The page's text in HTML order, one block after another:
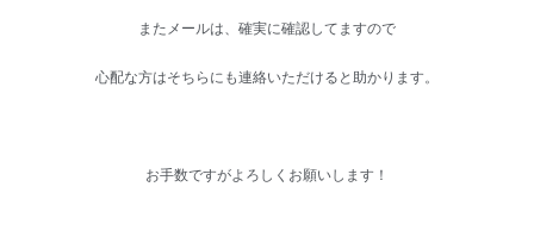
またメールは、確実に確認してますので
心配な方はそちらにも連絡いただけると助かります。
お手数ですがよろしくお願いします！